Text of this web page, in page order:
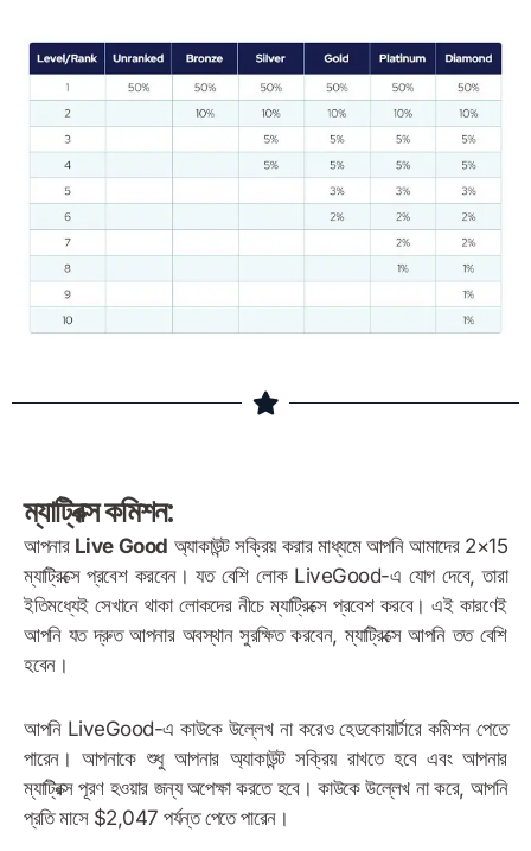
ম্যাট্রিক্স কমিশন:
আপনার Live Good অ্যাকাউন্ট সক্রিয় করার মাধ্যমে আপনি আমাদের 2×15
ম্যাট্রিক্সে প্রবেশ করবেন। যত বেশি লোক LiveGood-এ যোগ দেবে, তারা
ইতিমধ্যেই সেখানে থাকা লোকদের নীচে ম্যাট্রিক্সে প্রবেশ করবে। এই কারণেই
আপনি যত দ্রুত আপনার অবস্থান সুরক্ষিত করবেন, ম্যাট্রিক্সে আপনি তত বেশি
হবেন।
আপনি LiveGood-এ কাউকে উল্লেখ না করেও হেডকোয়ার্টারে কমিশন পেতে
পারেন। আপনাকে শুধু আপনার অ্যাকাউন্ট সক্রিয় রাখতে হবে এবং আপনার
ম্যাট্রিক্স পূরণ হওয়ার জন্য অপেক্ষা করতে হবে। কাউকে উল্লেখ না করে, আপনি
প্রতি মাসে $2,047 পর্যন্ত পেতে পারেন।